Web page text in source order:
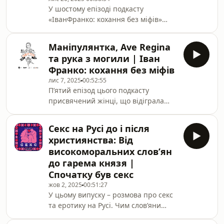
у наш час.Також почуєте чарівну
стародавню колядку з північного
прикордоння у виконанні Нати
Жижченко.
У шостому епізоді подкасту
«ІванФранко: кохання без міфів»
найтривалішими та найтіснішими,
адже вона стала його дружиною.
Можливо,саме тому це найдовший
епізод цього подкасту. Мова про
Ольгу Франко з родуХоружинських.
Це історія про дівчину зі збіднілого
дворянського роду, щовиростала в
атмосфері смертей, страху та
насильства. Сирота зі спадков
Маніпулянтка, Аve Regina
та рука з могили | Іван
Франко: кохання без міфів
лис 7, 2025 00:52:55
П’ятий епізод цього подкасту
присвячений жінці, що відіграла
чимало душевних мук. Звісно ж,
мова про Целіну Журовську (у
заміжжі Зиґмунтовську). Вона стала
прототипом кількох жіночих
персонажок Франкових творів. А ще
під її впливом народилася одна з
культових українських пісень.Що
особливого було в цій жінці, що
Франко так довго
Секс на Русі до і після
християнства: Від
високоморальних словʼян
до гарема князя |
Спочатку був секс
жов 2, 2025 00:51:27
У цьому випуску – розмова про секс
та еротику на Русі. Чим слов’яни